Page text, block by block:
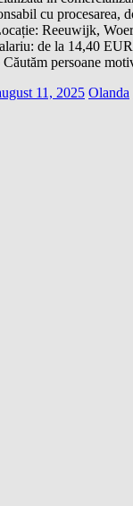
cu procesarea,
Reeuwijk,
de la 14,40
persoane
11, 2025 Olanda